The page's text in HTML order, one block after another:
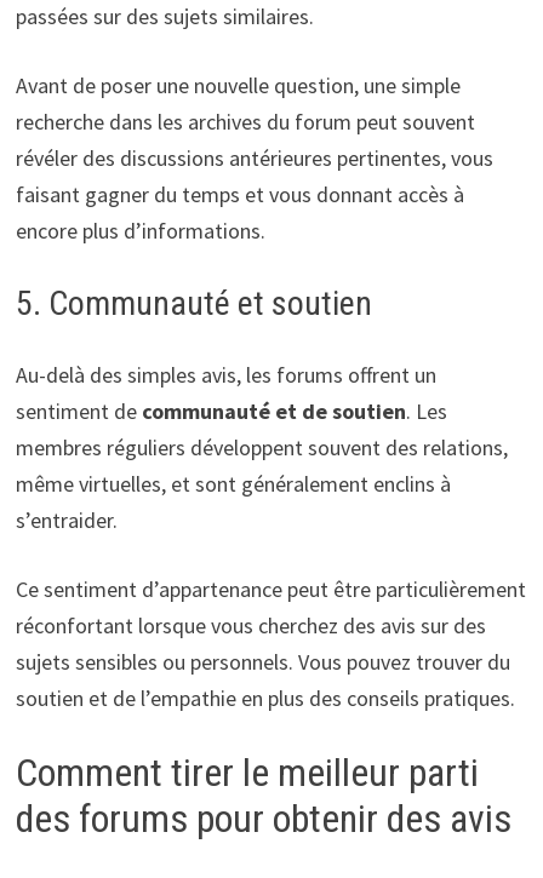
passées sur des sujets similaires.
Avant de poser une nouvelle question, une simple
recherche dans les archives du forum peut souvent
révéler des discussions antérieures pertinentes, vous
faisant gagner du temps et vous donnant accès à
encore plus d’informations.
5. Communauté et soutien
Au-delà des simples avis, les forums offrent un
sentiment de communauté et de soutien. Les
membres réguliers développent souvent des relations,
même virtuelles, et sont généralement enclins à
s’entraider.
Ce sentiment d’appartenance peut être particulièrement
réconfortant lorsque vous cherchez des avis sur des
sujets sensibles ou personnels. Vous pouvez trouver du
soutien et de l’empathie en plus des conseils pratiques.
Comment tirer le meilleur parti
des forums pour obtenir des avis